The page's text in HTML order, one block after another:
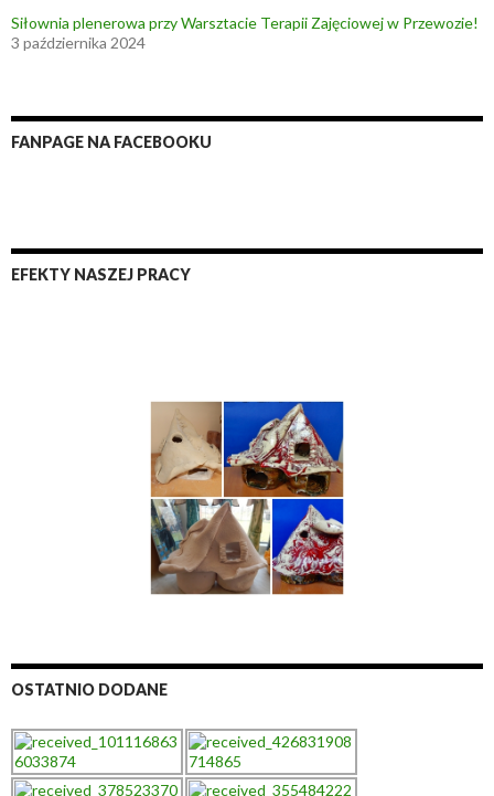
Siłownia plenerowa przy Warsztacie Terapii Zajęciowej w Przewozie!
3 października 2024
FANPAGE NA FACEBOOKU
EFEKTY NASZEJ PRACY
OSTATNIO DODANE